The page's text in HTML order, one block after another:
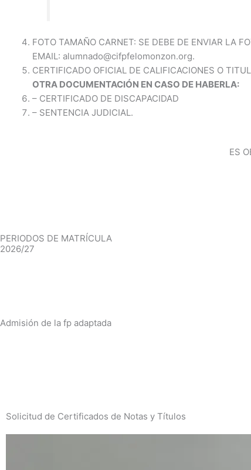
FOTO TAMAÑO CARNET: SE DEBE DE ENVIAR LA
EMAIL: alumnado@cifpfelomonzon.org.
CERTIFICADO OFICIAL DE CALIFICACIONES O
OTRA DOCUMENTACIÓN EN CASO DE HABERLA:
– CERTIFICADO DE DISCAPACIDAD
– SENTENCIA JUDICIAL.
ES
PERIODOS DE MATRÍCULA
2026/27
Admisión de la fp adaptada
Solicitud de Certificados de Notas y Títulos